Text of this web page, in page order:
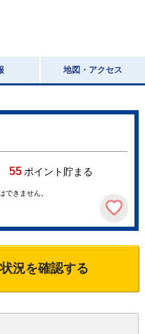
地図・アクセス
55ポイント貯まる
できません。
況を確認する